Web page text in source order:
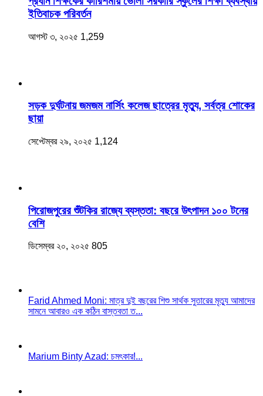
ইতিবাচক পরিবর্তন
আগস্ট ৩, ২০২৫ 1,259
সড়ক দুর্ঘটনায় জমজম নার্সিং কলেজ ছাত্রের মৃত্যু, সর্বত্র শোকের
ছায়া
সেপ্টেম্বর ২৯, ২০২৫ 1,124
‎পিরোজপুরের শুঁটকির রাজ্যে ব্যস্ততা: বছরে উৎপাদন ১০০ টনের
বেশি
ডিসেম্বর ২০, ২০২৫ 805
Farid Ahmed Moni: মাত্র দুই বছরের শিশু সার্থক সুতারের মৃত্যু আমাদের
সামনে আবারও এক কঠিন বাস্তবতা ত...
Marium Binty Azad: চমৎকার!...